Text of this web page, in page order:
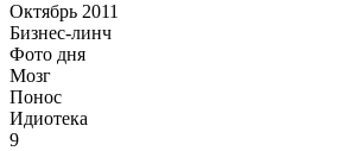
Октябрь 2011
Бизнес-линч
Фото дня
Мозг
Понос
Идиотека
9